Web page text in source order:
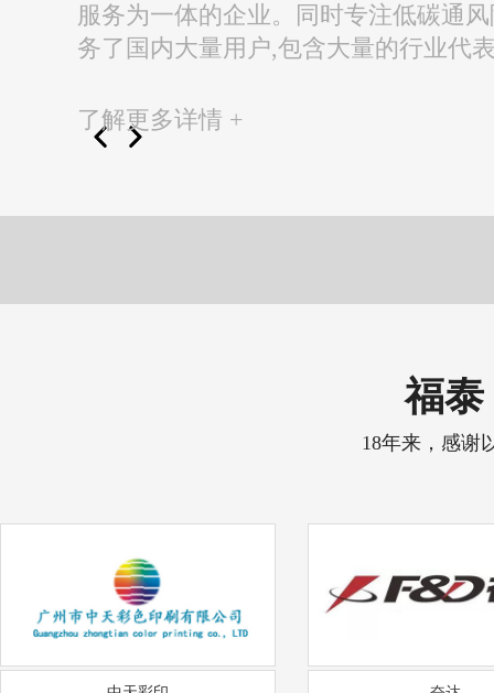
服务为一体的企业。同时专注低碳通
务了国内大量用户,包含大量的行业代
了解更多详情 +
福泰
18年来，感谢